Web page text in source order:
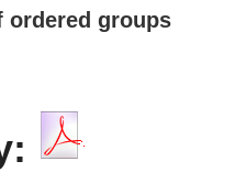
ordered groups